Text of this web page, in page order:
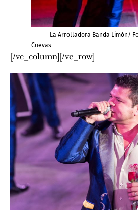
La Arrolladora Banda Limón/
Cuevas
[/vc_column][/vc_row]